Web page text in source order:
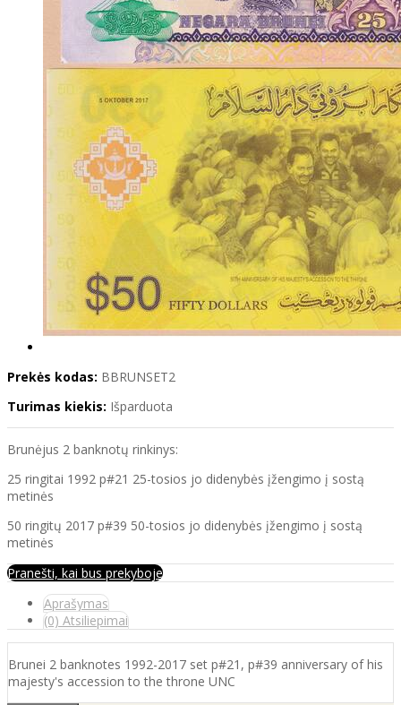
Prekės kodas: BBRUNSET2
Turimas kiekis: Išparduota
Brunėjus 2 banknotų rinkinys:
25 ringitai 1992 p#21 25-tosios jo didenybės įžengimo į sostą
metinės
50 ringitų 2017 p#39 50-tosios jo didenybės įžengimo į sostą
metinės
Pranešti, kai bus prekyboje
Aprašymas
(0) Atsiliepimai
Brunei 2 banknotes 1992-2017 set p#21, p#39 anniversary of his
majesty's accession to the throne UNC